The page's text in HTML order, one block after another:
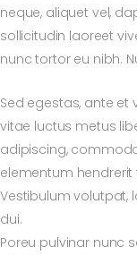
neque, aliquet vel,
sollicitudin laoreet
nunc tortor eu nibh.
Sed egestas, ante
vitae luctus metus
adipiscing,
elementum hendrerit
Vestibulum volutpat,
dui.
Poreu pulvinar nunc